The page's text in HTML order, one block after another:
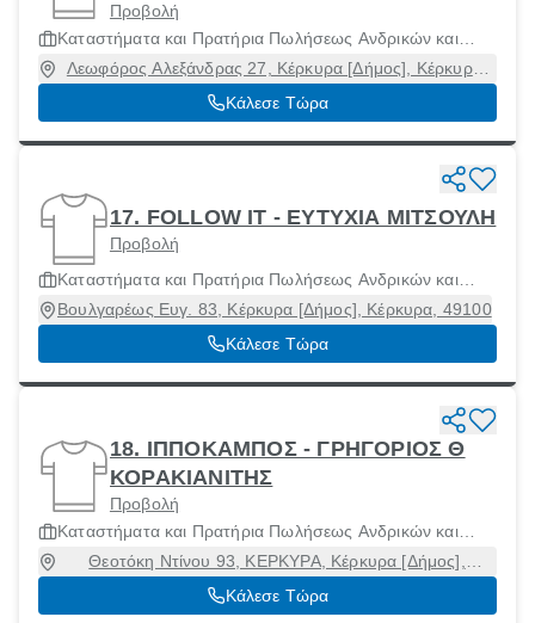
Προβολή
Καταστήματα και Πρατήρια Πωλήσεως Ανδρικών και
Γυναίκειων Ενδυμάτων και Αξεσουάρ
Λεωφόρος Αλεξάνδρας 27, Κέρκυρα [Δήμος], Κέρκυρα,
49100
Κάλεσε Τώρα
17. FOLLOW IT - ΕΥΤΥΧΙΑ ΜΙΤΣΟΥΛΗ
Προβολή
Καταστήματα και Πρατήρια Πωλήσεως Ανδρικών και
Γυναίκειων Ενδυμάτων και Αξεσουάρ
Βουλγαρέως Ευγ. 83, Κέρκυρα [Δήμος], Κέρκυρα, 49100
Κάλεσε Τώρα
18. ΙΠΠΟΚΑΜΠΟΣ - ΓΡΗΓΟΡΙΟΣ Θ
ΚΟΡΑΚΙΑΝΙΤΗΣ
Προβολή
Καταστήματα και Πρατήρια Πωλήσεως Ανδρικών και
Γυναίκειων Ενδυμάτων και Αξεσουάρ
Θεοτόκη Ντίνου 93, ΚΕΡΚΥΡΑ, Κέρκυρα [Δήμος],
Κέρκυρα, 49100
Κάλεσε Τώρα